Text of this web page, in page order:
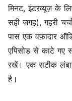
मिनट, इंटरव्यूज़ के
सही जगह), गहरी
पास एक वफ़ादार
एपिसोड से काटे गए
रखें। एक सटीक
है।